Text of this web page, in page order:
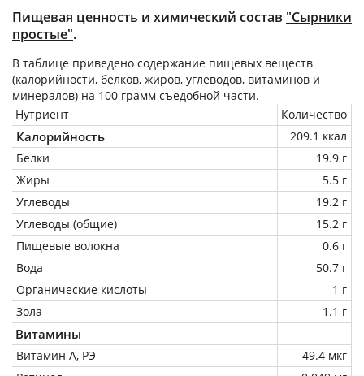
Пищевая ценность и химический состав "Сырники
простые".
В таблице приведено содержание пищевых веществ
(калорийности, белков, жиров, углеводов, витаминов и
минералов) на 100 грамм съедобной части.
Нутриент
Количество
Калорийность
209.1 ккал
Белки
19.9 г
Жиры
5.5 г
Углеводы
19.2 г
Углеводы (общие)
15.2 г
Пищевые волокна
0.6 г
Вода
50.7 г
Органические кислоты
1 г
Зола
1.1 г
Витамины
Витамин А, РЭ
49.4 мкг